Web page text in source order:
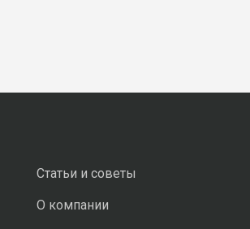
Статьи и советы
О компании